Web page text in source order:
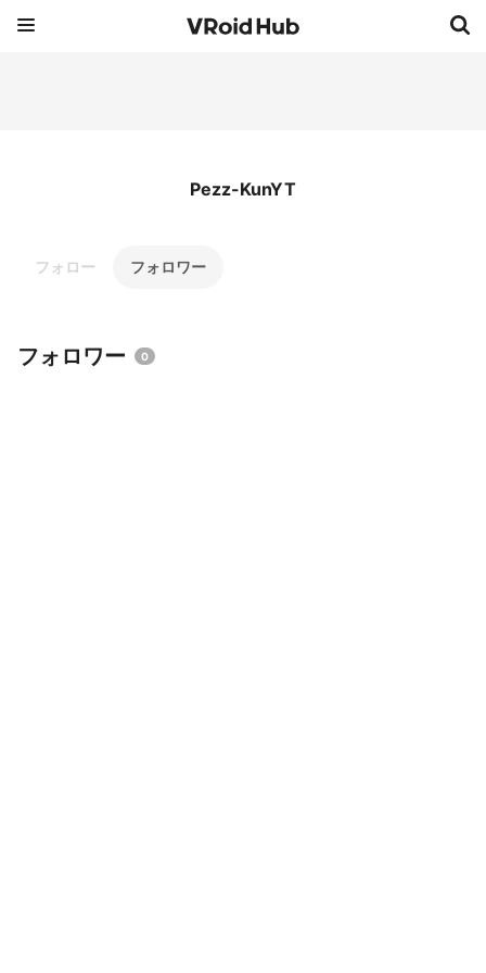
Pezz-KunYT
フォロー フォロワー
フォロワー 0